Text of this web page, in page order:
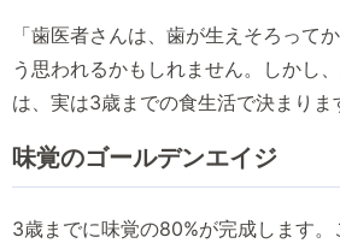
「歯医者さんは、歯が生えそろって
う思われるかもしれません。しかし
は、実は3歳までの食生活で決まりま
味覚のゴールデンエイジ
3歳までに味覚の80%が完成します